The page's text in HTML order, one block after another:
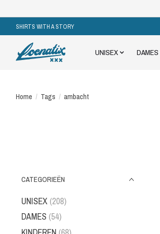
SHIRTS WITH A STORY
UNISEX DAMES
Home / Tags / ambacht
CATEGORIEËN
UNISEX (208)
DAMES (54)